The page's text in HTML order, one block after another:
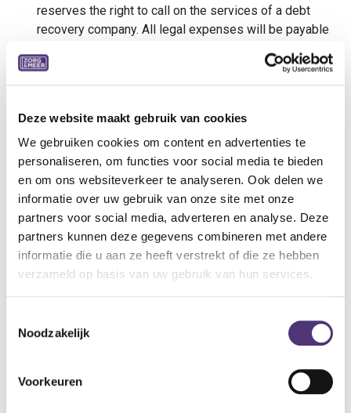
Deze website maakt gebruik van cookies
We gebruiken cookies om content en advertenties te
personaliseren, om functies voor social media te bieden
en om ons websiteverkeer te analyseren. Ook delen we
informatie over uw gebruik van onze site met onze
partners voor social media, adverteren en analyse. Deze
partners kunnen deze gegevens combineren met andere
informatie die u aan ze heeft verstrekt of die ze hebben
verzameld op basis van uw gebruik van hun services.
Noodzakelijk
Voorkeuren
reserves the right to call on the services of a debt
recovery company. All legal expenses will be payable
Certain countries apply withholding at source on the
amount of invoices, in accordance with their internal
the client to the tax authorities. Under no circumstances
can zorgenmeer.be become involved in costs related
to a country's legislation. The amount of the invoice will
therefore be due to zorgenmeer.be in its entirety and
does not include any costs relating to the legislation of
the country in which the client is located.
zorgenmeer.be undertakes to do its best to supply
performant services in due time in accordance with the
agreed timeframes. However, none of its obligations
circumstances, be required by the client to appear as a
third party in the context of any claim for damages filed
In order for it to be admissible, zorgenmeer.be must be